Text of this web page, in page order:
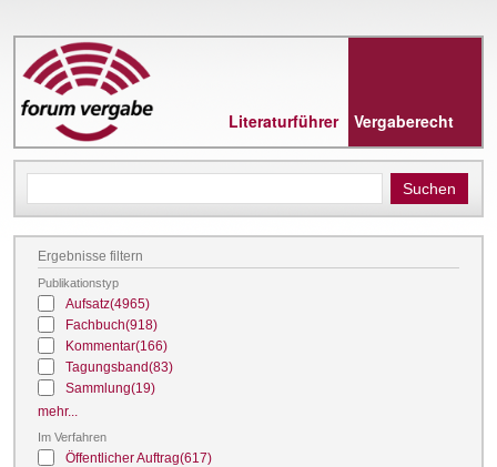
Literaturführer Vergaberecht
Ergebnisse filtern
Publikationstyp
Aufsatz(4965)
Fachbuch(918)
Kommentar(166)
Tagungsband(83)
Sammlung(19)
mehr...
Im Verfahren
Öffentlicher Auftrag(617)